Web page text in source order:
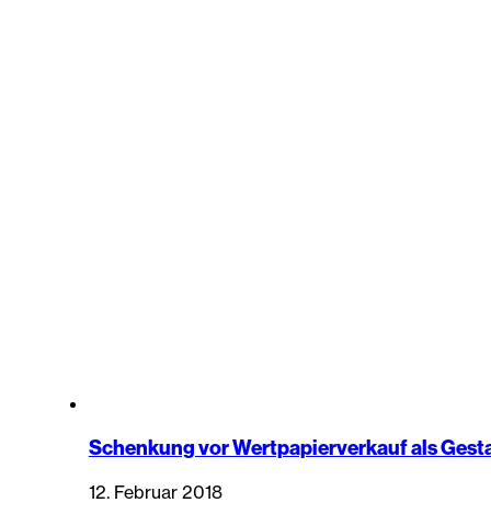
Schenkung vor Wertpapierverkauf als
12. Februar 2018